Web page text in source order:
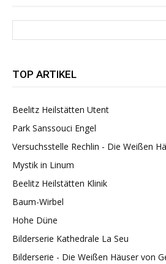
TOP ARTIKEL
Beelitz Heilstätten Utent
Park Sanssouci Engel
Versuchsstelle Rechlin - Die Weißen
Mystik in Linum
Beelitz Heilstätten Klinik
Baum-Wirbel
Hohe Düne
Bilderserie Kathedrale La Seu
Bilderserie - Die Weißen Häuser von